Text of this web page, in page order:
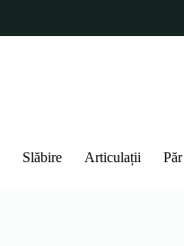
Slăbire Articulații Păr